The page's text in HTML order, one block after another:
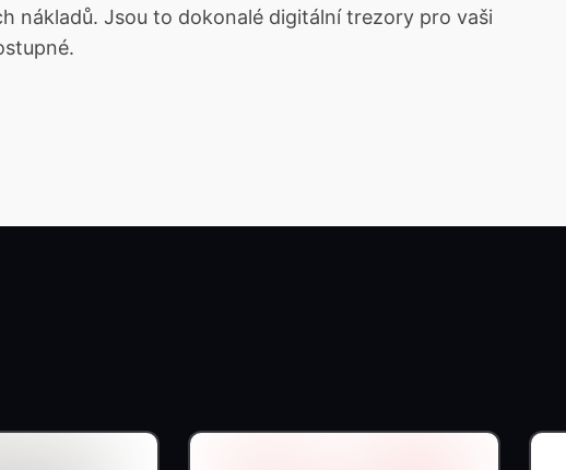
nákladů. Jsou to dokonalé digitální trezory pro vaši